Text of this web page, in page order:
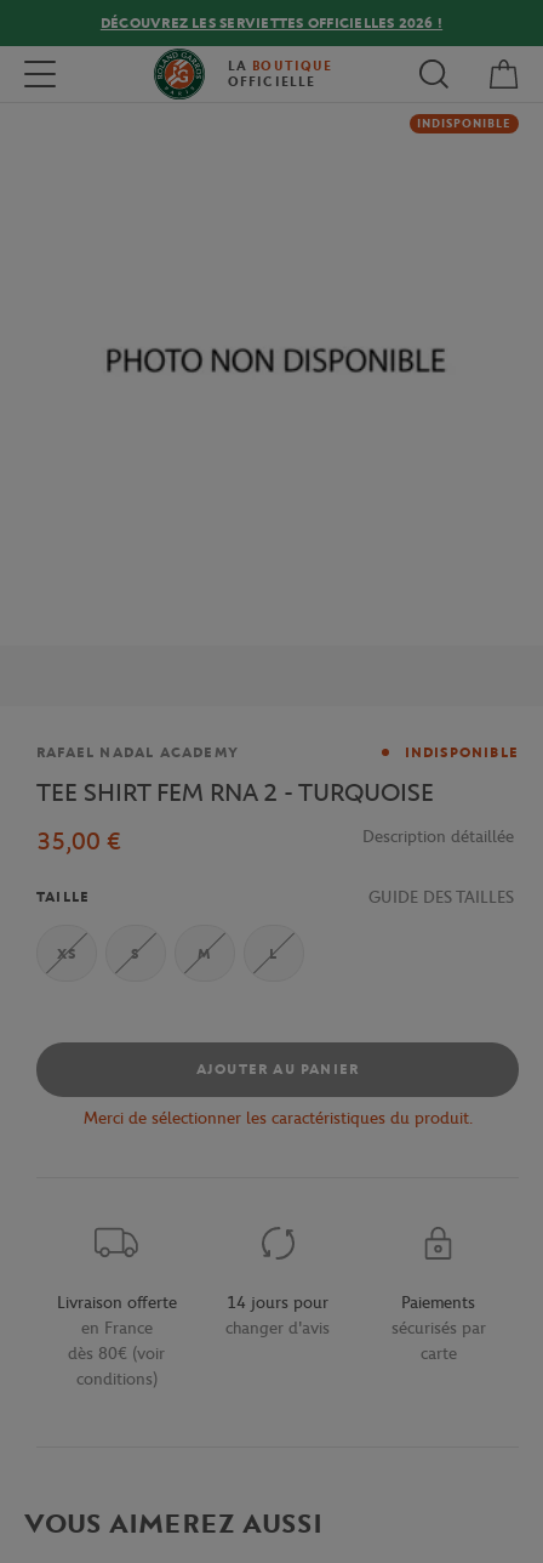
DÉCOUVREZ LES SERVIETTES OFFICIELLES 2026 !
Toggle navigation LA BOUTIQUE
OFFICIELLE
INDISPONIBLE
Marque
RAFAEL NADAL ACADEMY INDISPONIBLE
TEE SHIRT FEM RNA 2 - TURQUOISE
35,00 €
Description détaillée
TAILLE GUIDE DES TAILLES
XS S M L
AJOUTER AU PANIER
Merci de sélectionner les caractéristiques du produit.
Livraison offerte
en France
dès 80€ (voir
conditions)
14 jours pour
changer d'avis
Paiements
sécurisés par
carte
VOUS AIMEREZ AUSSI